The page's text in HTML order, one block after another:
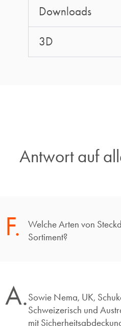
Downloads
3D
Antwort auf
F.
Welche Arten von
Sortiment?
A.Sowie Nema, UK,
Schweizerisch und
mit